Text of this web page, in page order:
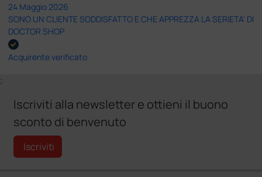
24 Maggio 2026
SONO UN CLIENTE SODDISFATTO E CHE APPREZZA LA SERIETA' DI
DOCTOR SHOP
Acquirente verificato
;
Iscriviti alla newsletter e ottieni il buono
sconto di benvenuto
Iscriviti